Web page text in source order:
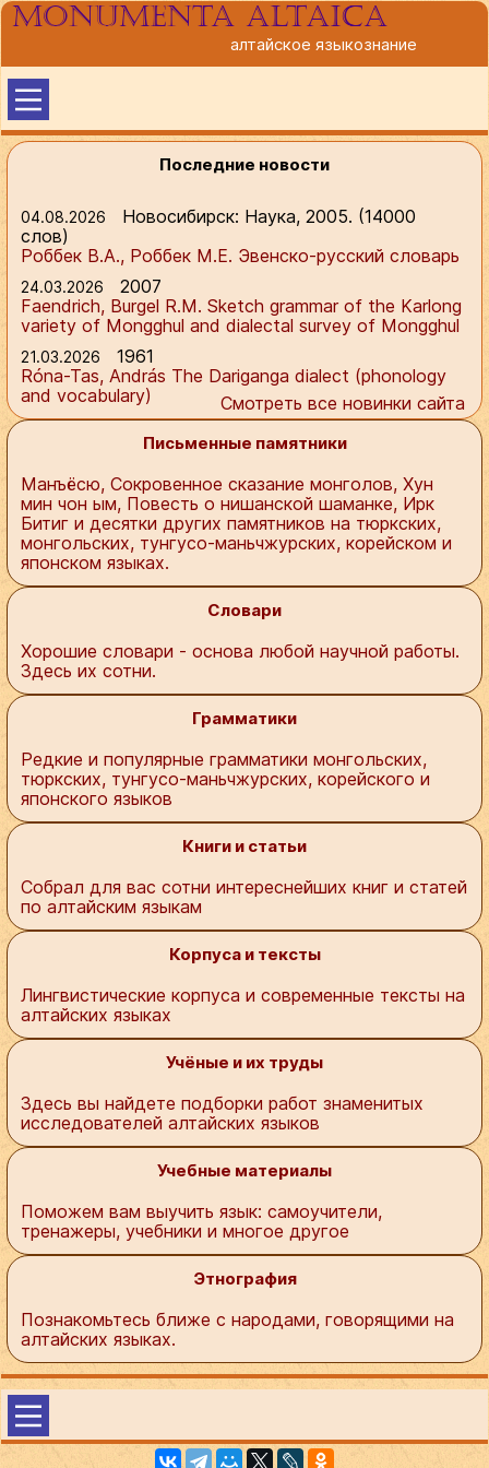
Monumenta altaica
алтайское языкознание
Последние новости
04.08.2026
Новосибирск: Наука, 2005. (14000
слов)
Роббек В.А., Роббек M.E. Эвенско-русский словарь
24.03.2026
2007
Faendrich, Burgel R.M. Sketch grammar of the Karlong
variety of Mongghul and dialectal survey of Mongghul
21.03.2026
1961
Róna-Tas, András The Dariganga dialect (phonology
and vocabulary)
Смотреть все новинки сайта
Письменные памятники
Манъёсю, Сокровенное сказание монголов, Хун
мин чон ым, Повесть о нишанской шаманке, Ирк
Битиг и десятки других памятников на тюркских,
монгольских, тунгусо-маньчжурских, корейском и
японском языках.
Словари
Хорошие словари - основа любой научной работы.
Здесь их сотни.
Грамматики
Редкие и популярные грамматики монгольских,
тюркских, тунгусо-маньчжурских, корейского и
японского языков
Книги и статьи
Собрал для вас сотни интереснейших книг и статей
по алтайским языкам
Корпуса и тексты
Лингвистические корпуса и современные тексты на
алтайских языках
Учёные и их труды
Здесь вы найдете подборки работ знаменитых
исследователей алтайских языков
Учебные материалы
Поможем вам выучить язык: самоучители,
тренажеры, учебники и многое другое
Этнография
Познакомьтесь ближе с народами, говорящими на
алтайских языках.